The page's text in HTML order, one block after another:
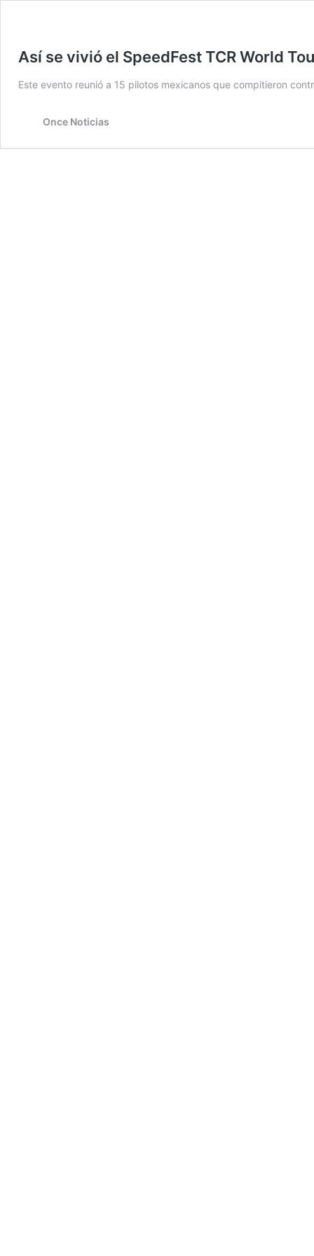
Así se vivió el SpeedFest TCR World
Este evento reunió a 15 pilotos mexicanos que compitieron
Once Noticias